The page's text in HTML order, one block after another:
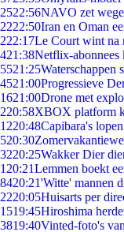
2522:56NAVO zet
2222:50Iran en Oman
222:17Le Court wint na
421:38Netflix-abonnees
5521:25Waterschappen
4521:00Progressieve
1621:00Drone met
220:58XBOX platform
1220:48Capibara's
520:30
3220:25Wakker Dier
1 20:21Lemmen boekt
8420:21'Witte' mannen
2220:05Huisarts per
1519:45Hiroshima
3819:40Vinted-foto's